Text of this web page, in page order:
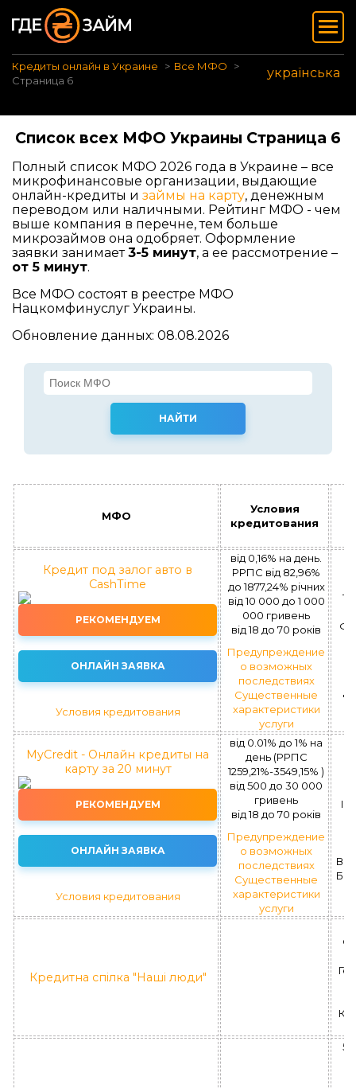
Кредиты онлайн в Украине
Все МФО
Страница 6
українська
Список всех МФО Украины Страница 6
Полный список МФО 2026 года в Украине – все
микрофинансовые организации, выдающие
онлайн-кредиты и займы на карту, денежным
переводом или наличными. Рейтинг МФО - чем
выше компания в перечне, тем больше
микрозаймов она одобряет. Оформление
заявки занимает3-5 минут, а ее рассмотрение –
от 5 минут.
Все МФО состоят в реестре МФО
Нацкомфинуслуг Украины.
Обновление данных: 08.08.2026
МФО
Условия
кредитования
Кредит под залог авто в
CashTime
РЕКОМЕНДУЕМ
ОНЛАЙН ЗАЯВКА
Условия кредитования
від 0,16% на день.
РРПС від 82,96%
до 1877,24% річних
вiд 10 000 до 1 000
000 гривень
вiд 18 до 70 рокiв
Предупреждение
о возможных
последствиях
Существенные
характеристики
услуги
ФК
MyCredit - Онлайн кредиты на
карту за 20 минут
РЕКОМЕНДУЕМ
ОНЛАЙН ЗАЯВКА
Условия кредитования
від 0.01% до 1% на
день (РРПС
1259,21%-3549,15% )
вiд 500 до 30 000
гривень
вiд 18 до 70 рокiв
Предупреждение
о возможных
последствиях
Существенные
характеристики
услуги
ІК
Кредитна спілка "Наші люди"